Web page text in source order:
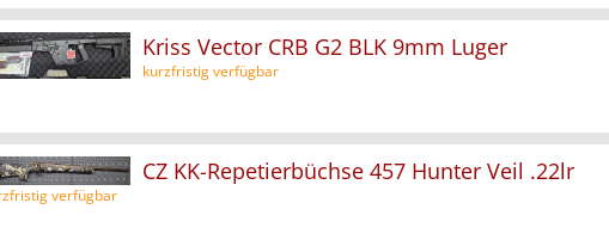
Kriss Vector CRB G2 BLK 9mm Luger
kurzfristig verfügbar
CZ KK-Repetierbüchse 457 Hunter Veil .22lr
verfügbar